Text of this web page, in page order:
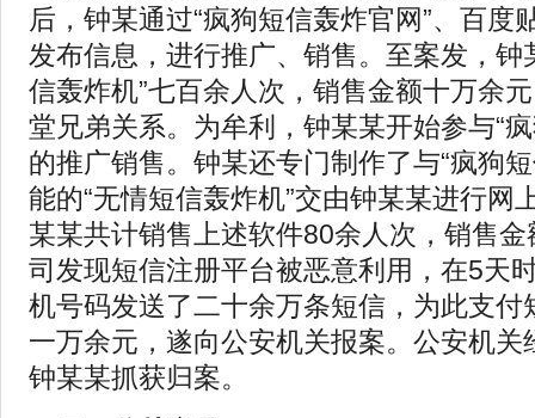
后，钟某通过“疯狗短信轰炸官网”、百度
发布信息，进行推广、销售。至案发，钟
信轰炸机”七百余人次，销售金额十万余
堂兄弟关系。为牟利，钟某某开始参与“
的推广销售。钟某还专门制作了与“疯狗
能的“无情短信轰炸机”交由钟某某进行网
某某共计销售上述软件80余人次，销售
司发现短信注册平台被恶意利用，在5天
机号码发送了二十余万条短信，为此支付
一万余元，遂向公安机关报案。公安机关
钟某某抓获归案。